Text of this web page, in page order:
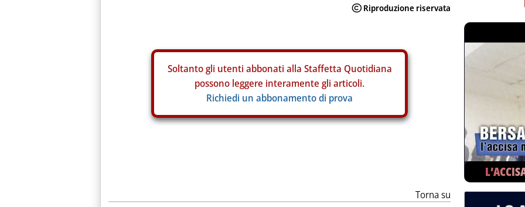
Soltanto gli utenti abbonati alla Staffetta Quotidiana
possono leggere interamente gli articoli.
Richiedi un abbonamento di prova
Torna su